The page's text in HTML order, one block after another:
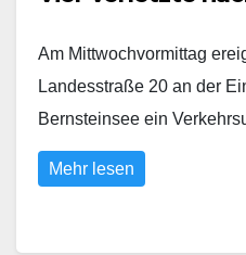
Am Mittwochvormittag
Landesstraße 20 an der
Bernsteinsee ein
Mehr lesen